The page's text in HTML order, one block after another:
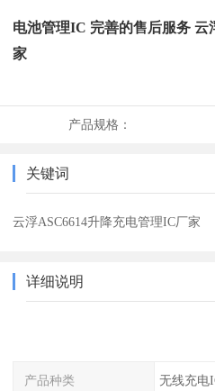
电池管理IC 完善的售后服务 云
家
产品规格：
关键词
云浮ASC6614升降充电管理IC厂家
详细说明
产品种类 无线充电